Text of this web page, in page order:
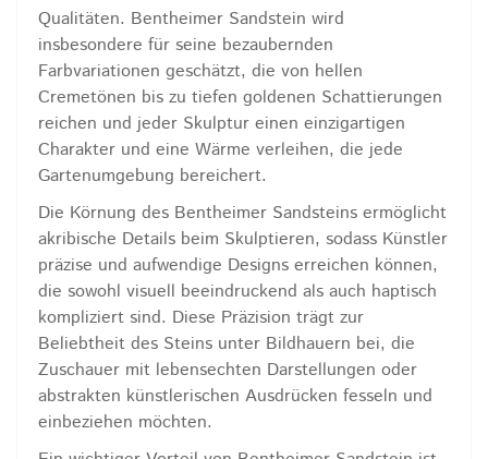
Qualitäten. Bentheimer Sandstein wird
insbesondere für seine bezaubernden
Farbvariationen geschätzt, die von hellen
Cremetönen bis zu tiefen goldenen Schattierungen
reichen und jeder Skulptur einen einzigartigen
Charakter und eine Wärme verleihen, die jede
Gartenumgebung bereichert.
Die Körnung des Bentheimer Sandsteins ermöglicht
akribische Details beim Skulptieren, sodass Künstler
präzise und aufwendige Designs erreichen können,
die sowohl visuell beeindruckend als auch haptisch
kompliziert sind. Diese Präzision trägt zur
Beliebtheit des Steins unter Bildhauern bei, die
Zuschauer mit lebensechten Darstellungen oder
abstrakten künstlerischen Ausdrücken fesseln und
einbeziehen möchten.